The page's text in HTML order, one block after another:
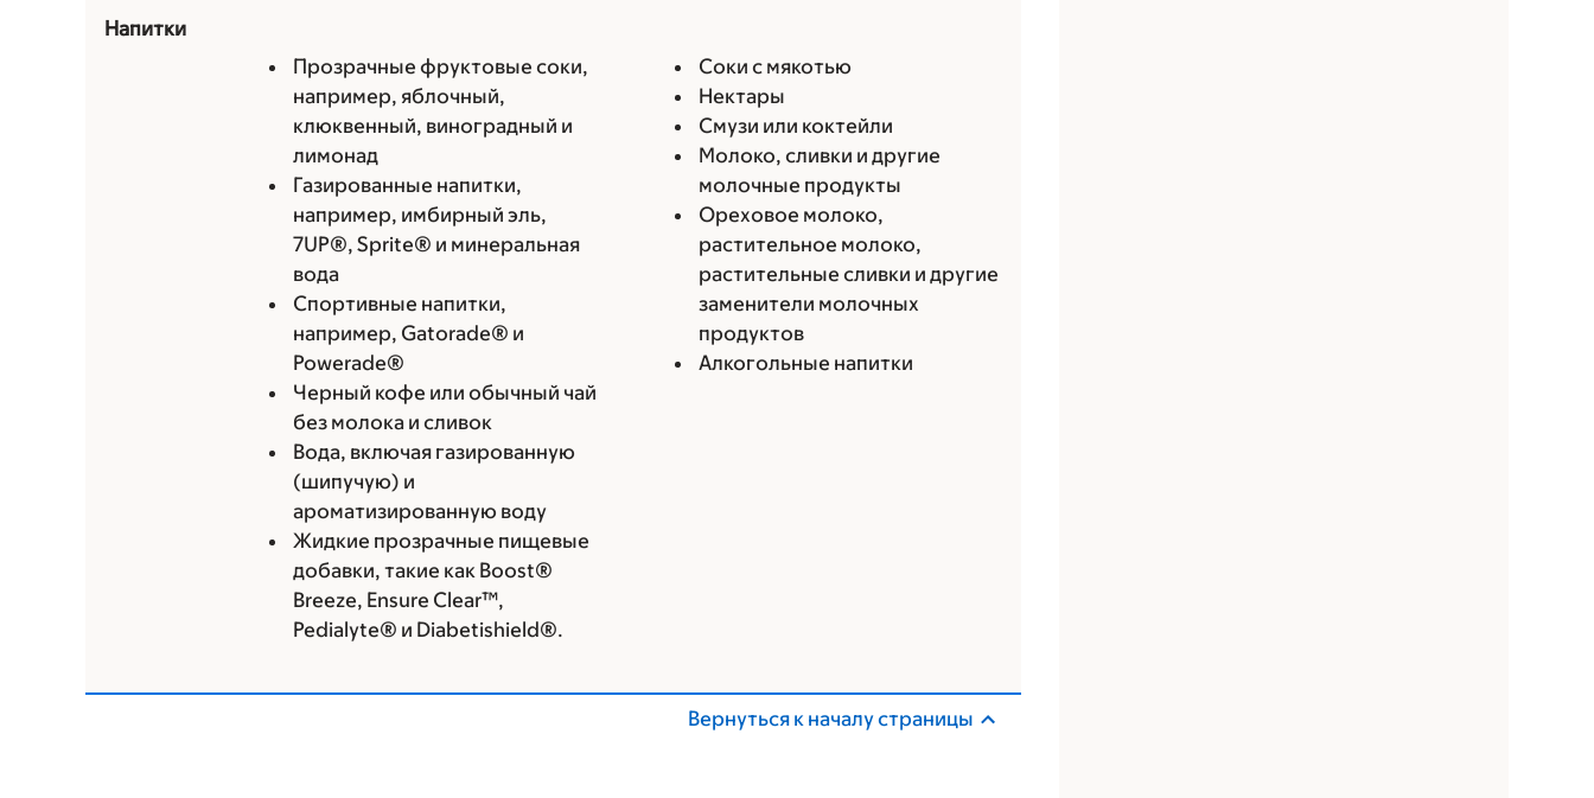
Напитки
Прозрачные фруктовые соки,
например, яблочный,
клюквенный, виноградный и
лимонад
Газированные напитки,
например, имбирный эль,
7UP®, Sprite® и минеральная
вода
Спортивные напитки,
например, Gatorade® и
Powerade®
Черный кофе или обычный чай
без молока и сливок
Вода, включая газированную
(шипучую) и
ароматизированную воду
Жидкие прозрачные пищевые
добавки, такие как Boost®
Breeze, Ensure Clear™,
Pedialyte® и Diabetishield®.
Соки с мякотью
Нектары
Смузи или коктейли
Молоко, сливки и другие
молочные продукты
Ореховое молоко,
растительное молоко,
растительные сливки и другие
заменители молочных
продуктов
Алкогольные напитки
Вернуться к началу страницы